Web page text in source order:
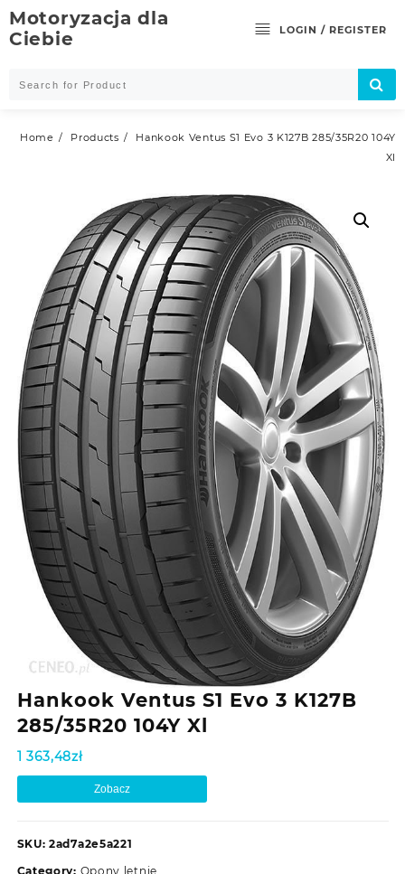
Skip
to
content
Motoryzacja dla
Ciebie
LOGIN / REGISTER
Home Products
Hankook Ventus S1 Evo 3 K127B 285/35R20 104Y
Xl
Hankook Ventus S1 Evo 3 K127B
285/35R20 104Y Xl
1 363,48zł
Zobacz
SKU: 2ad7a2e5a221
Category: Opony letnie